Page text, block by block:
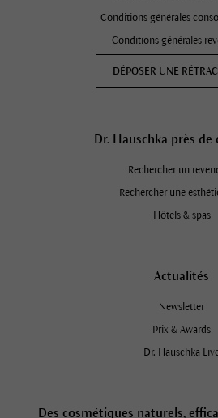
Conditions générales
Conditions générales
DÉPOSER UNE
Dr. Hauschka près de
Rechercher un
Rechercher une
Hôtels & spas
Actualités
Newsletter
Prix & Awards
Dr. Hauschka
Des cosmétiques naturels,